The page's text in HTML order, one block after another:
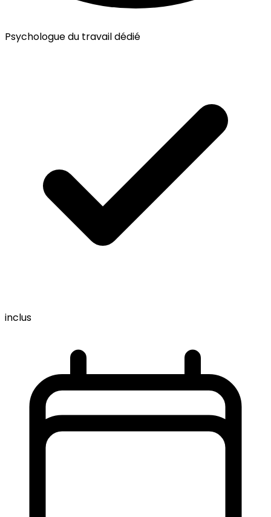
Psychologue du travail dédié
inclus